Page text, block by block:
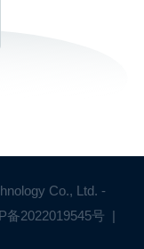
Co., Ltd. -
备2022019545号 |